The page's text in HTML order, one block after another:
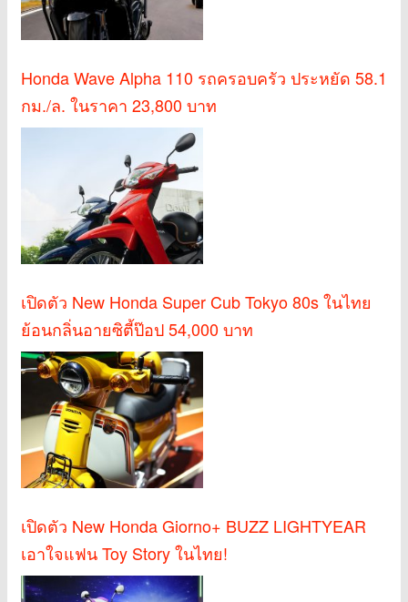
Honda Wave Alpha 110 รถครอบครัว ประหยัด 58.1
กม./ล. ในราคา 23,800 บาท
เปิดตัว New Honda Super Cub Tokyo 80s ในไทย
ย้อนกลิ่นอายซิตี้ป๊อป 54,000 บาท
เปิดตัว New Honda Giorno+ BUZZ LIGHTYEAR
เอาใจแฟน Toy Story ในไทย!